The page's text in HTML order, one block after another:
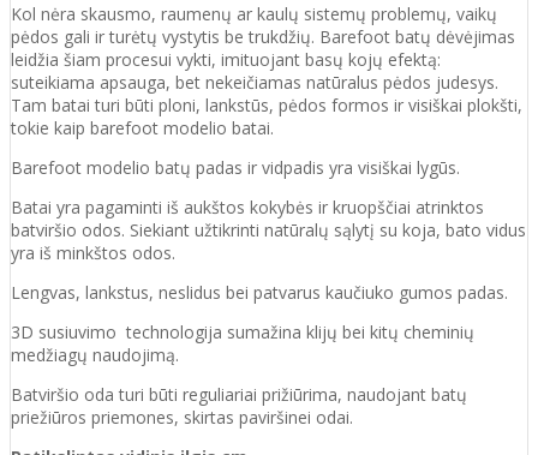
Kol nėra skausmo, raumenų ar kaulų sistemų problemų, vaikų
pėdos gali ir turėtų vystytis be trukdžių. Barefoot batų dėvėjimas
leidžia šiam procesui vykti, imituojant basų kojų efektą:
suteikiama apsauga, bet nekeičiamas natūralus pėdos judesys.
Tam batai turi būti ploni, lankstūs, pėdos formos ir visiškai plokšti,
tokie kaip barefoot modelio batai.
Barefoot modelio batų padas ir vidpadis yra visiškai lygūs.
Batai yra pagaminti iš aukštos kokybės ir kruopščiai atrinktos
batviršio odos. Siekiant užtikrinti natūralų sąlytį su koja, bato vidus
yra iš minkštos odos.
Lengvas, lankstus, neslidus bei patvarus kaučiuko gumos padas.
3D susiuvimo technologija sumažina klijų bei kitų cheminių
medžiagų naudojimą.
Batviršio oda turi būti reguliariai prižiūrima, naudojant batų
priežiūros priemones, skirtas paviršinei odai.